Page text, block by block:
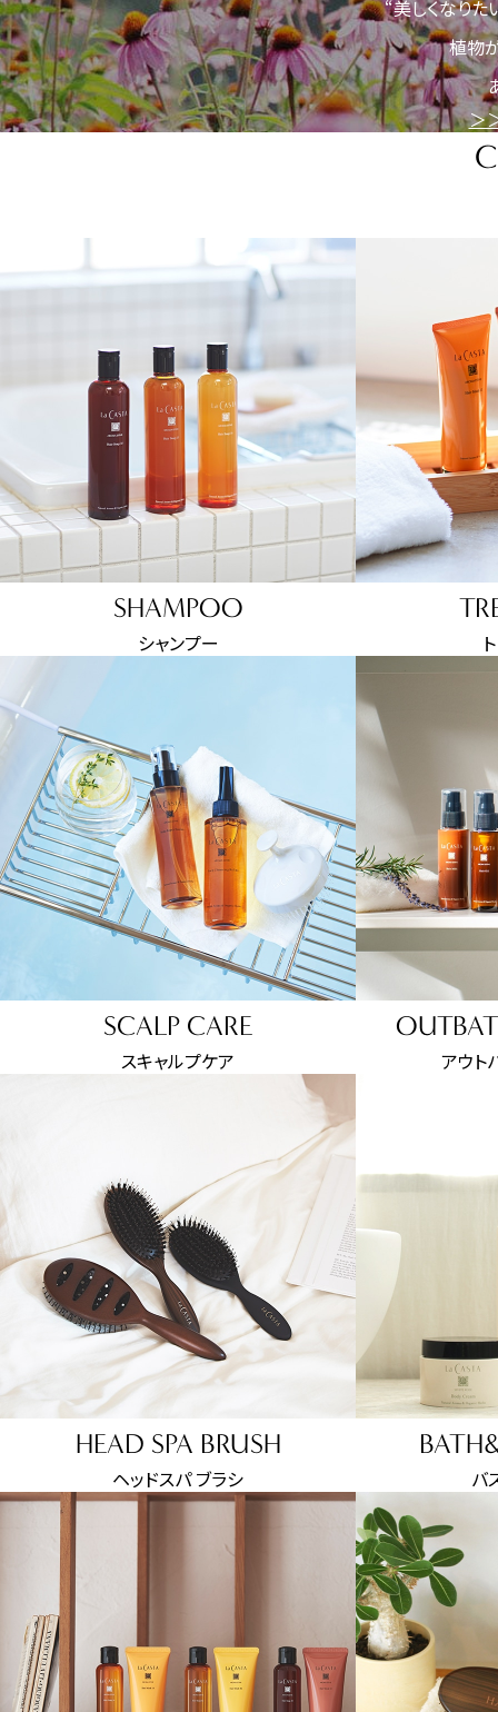
“美しくなりた
植物
＞
SHAMPOO
シャンプー
SCALP CARE
スキャルプケア アウト
HEAD SPA BRUSH
ヘッドスパ ブラシ バ